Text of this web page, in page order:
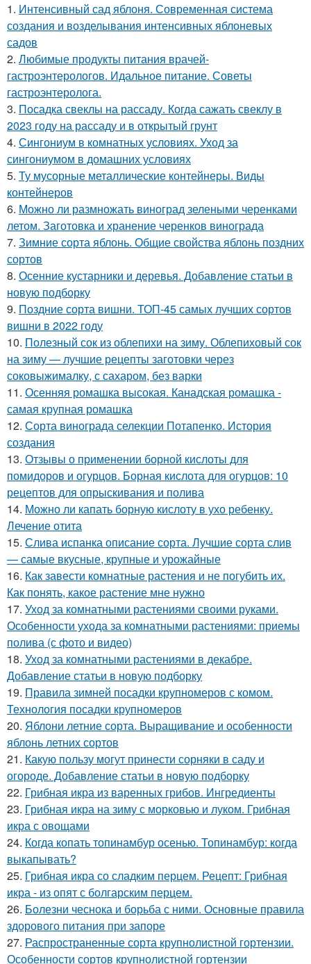
1. Интенсивный сад яблоня. Современная система
создания и возделывания интенсивных яблоневых
садов
2. Любимые продукты питания врачей-
гастроэнтерологов. Идальное питание. Советы
гастроэнтеролога.
3. Посадка свеклы на рассаду. Когда сажать свеклу в
2023 году на рассаду и в открытый грунт
4. Сингониум в комнатных условиях. Уход за
сингониумом в домашних условиях
5. Ту мусорные металлические контейнеры. Виды
контейнеров
6. Можно ли размножать виноград зелеными черенками
летом. Заготовка и хранение черенков винограда
7. Зимние сорта яблонь. Общие свойства яблонь поздних
сортов
8. Осенние кустарники и деревья. Добавление статьи в
новую подборку
9. Поздние сорта вишни. ТОП-45 самых лучших сортов
вишни в 2022 году
10. Полезный сок из облепихи на зиму. Облепиховый сок
на зиму — лучшие рецепты заготовки через
соковыжималку, с сахаром, без варки
11. Осенняя ромашка высокая. Канадская ромашка -
самая крупная ромашка
12. Сорта винограда селекции Потапенко. История
создания
13. Отзывы о применении борной кислоты для
помидоров и огурцов. Борная кислота для огурцов: 10
рецептов для опрыскивания и полива
14. Можно ли капать борную кислоту в ухо ребенку.
Лечение отита
15. Слива испанка описание сорта. Лучшие сорта слив
— самые вкусные, крупные и урожайные
16. Как завести комнатные растения и не погубить их.
Как понять, какое растение мне нужно
17. Уход за комнатными растениями своими руками.
Особенности ухода за комнатными растениями: приемы
полива (с фото и видео)
18. Уход за комнатными растениями в декабре.
Добавление статьи в новую подборку
19. Правила зимней посадки крупномеров с комом.
Технология посадки крупномеров
20. Яблони летние сорта. Выращивание и особенности
яблонь летних сортов
21. Какую пользу могут принести сорняки в саду и
огороде. Добавление статьи в новую подборку
22. Грибная икра из варенных грибов. Ингредиенты
23. Грибная икра на зиму с морковью и луком. Грибная
икра с овощами
24. Когда копать топинамбур осенью. Топинамбур: когда
выкапывать?
25. Грибная икра со сладким перцем. Рецепт: Грибная
икра - из опят с болгарским перцем.
26. Болезни чеснока и борьба с ними. Основные правила
здорового питания при запоре
27. Распространенные сорта крупнолистной гортензии.
Особенности сортов крупнолистной гортензии